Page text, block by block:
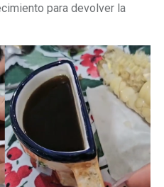
para devolver la